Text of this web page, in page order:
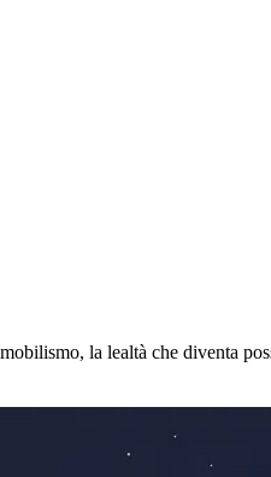
la lealtà che diventa